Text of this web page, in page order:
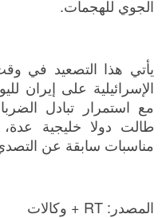
الجوي للهجمات.
يأتي هذا التصعيد في
الإسرائيلية على إيران
مع استمرار تبادل
طالت دولا خليجية
مناسبات سابقة عن
المصدر: RT + وكالات